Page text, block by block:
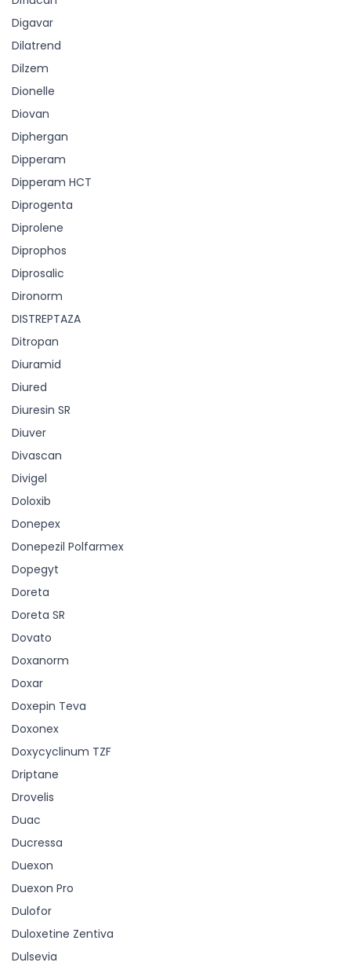
Digavar
Dilatrend
Dilzem
Dionelle
Diovan
Diphergan
Dipperam
Dipperam HCT
Diprogenta
Diprolene
Diprophos
Diprosalic
Dironorm
DISTREPTAZA
Ditropan
Diuramid
Diured
Diuresin SR
Diuver
Divascan
Divigel
Doloxib
Donepex
Donepezil Polfarmex
Dopegyt
Doreta
Doreta SR
Dovato
Doxanorm
Doxar
Doxepin Teva
Doxonex
Doxycyclinum TZF
Driptane
Drovelis
Duac
Ducressa
Duexon
Duexon Pro
Dulofor
Duloxetine Zentiva
Dulsevia